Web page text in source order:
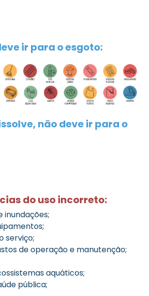
ir para o esgoto:
não deve ir para o
do uso incorreto:
inundações;
serviço;
de operação e manutenção;
aquáticos;
pública;